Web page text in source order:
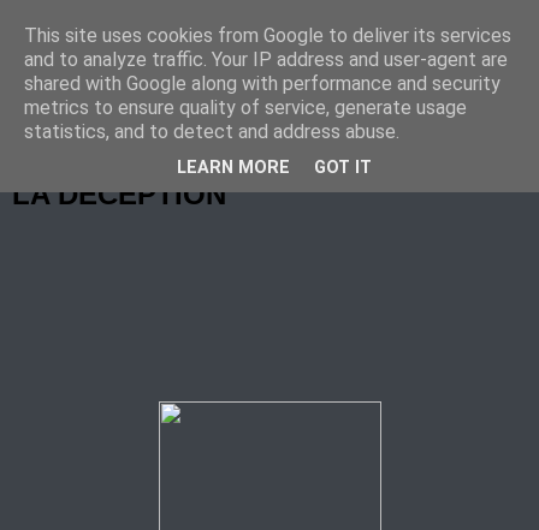
Marche Nordique au RIF
mardi 8 janvier 2008
LA DECEPTION
This site uses cookies from Google to deliver its services
and to analyze traffic. Your IP address and user-agent are
shared with Google along with performance and security
metrics to ensure quality of service, generate usage
statistics, and to detect and address abuse.
LEARN MORE GOT IT